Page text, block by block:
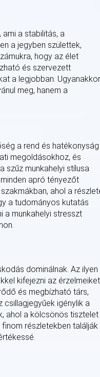
a stabilitás, a
a jegyben születtek,
hogy az élet
és szervezett
a legjobban.
meg, hanem a
a rend és hatékonyság
megoldásokhoz, és
szűz munkahelyi stílusa
apró tényezőt
ahol a
a tudományos kutatás
a munkahelyi stresszt
dominálnak. Az ilyen
kifejezni az
és megbízható társ,
csillagjegyűek igénylik a
ahol a kölcsönös tisztelet
részletekben találják